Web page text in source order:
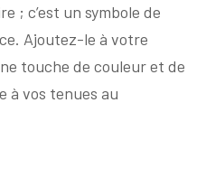
; c’est un symbole de
Ajoutez-le à votre
touche de couleur et de
à vos tenues au